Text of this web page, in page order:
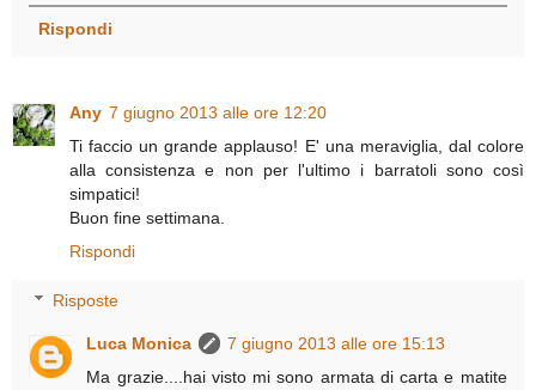
Rispondi
Any 7 giugno 2013 alle ore 12:20
Ti faccio un grande applauso! E' una meraviglia, dal colore
alla consistenza e non per l'ultimo i barratoli sono così
simpatici!
Buon fine settimana.
Rispondi
Risposte
Luca Monica
7 giugno 2013 alle ore 15:13
Ma grazie....hai visto mi sono armata di carta e matite